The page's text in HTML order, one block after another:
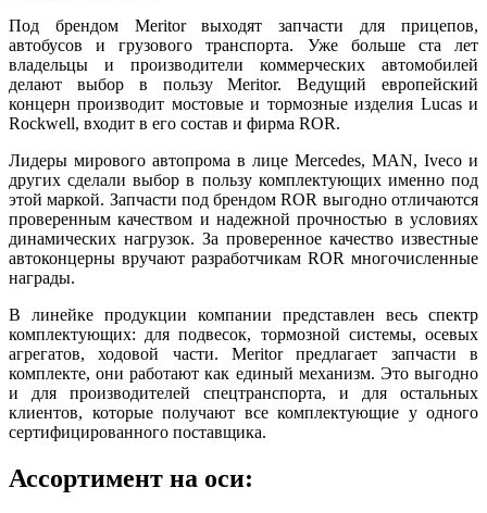
Под брендом Meritor выходят запчасти для прицепов,
автобусов и грузового транспорта. Уже больше ста лет
владельцы и производители коммерческих автомобилей
делают выбор в пользу Meritor. Ведущий европейский
концерн производит мостовые и тормозные изделия Lucas и
Rockwell, входит в его состав и фирма ROR.
Лидеры мирового автопрома в лице Mercedes, MAN, Iveco и
других сделали выбор в пользу комплектующих именно под
этой маркой. Запчасти под брендом ROR выгодно отличаются
проверенным качеством и надежной прочностью в условиях
динамических нагрузок. За проверенное качество известные
автоконцерны вручают разработчикам ROR многочисленные
награды.
В линейке продукции компании представлен весь спектр
комплектующих: для подвесок, тормозной системы, осевых
агрегатов, ходовой части. Meritor предлагает запчасти в
комплекте, они работают как единый механизм. Это выгодно
и для производителей спецтранспорта, и для остальных
клиентов, которые получают все комплектующие у одного
сертифицированного поставщика.
Ассортимент на оси: